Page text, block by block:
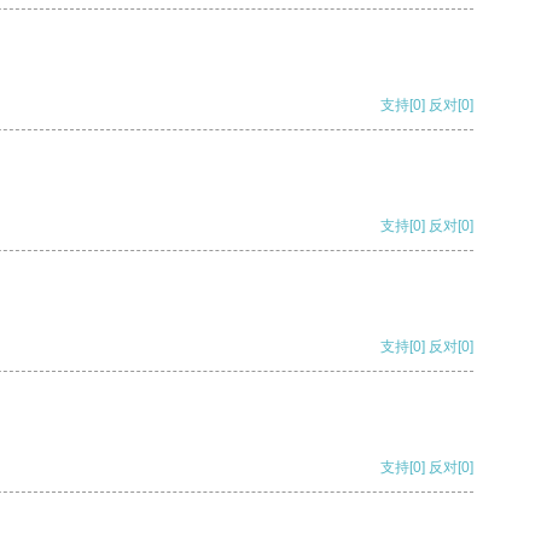
支持[0] 反对[0]
支持[0] 反对[0]
支持[0] 反对[0]
支持[0] 反对[0]